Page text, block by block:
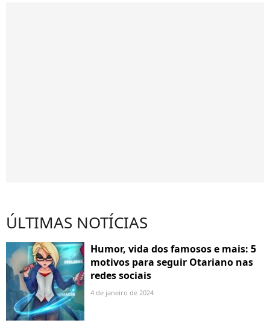
ÚLTIMAS NOTÍCIAS
Humor, vida dos famosos e mais: 5
motivos para seguir Otariano nas
redes sociais
4 de janeiro de 2024